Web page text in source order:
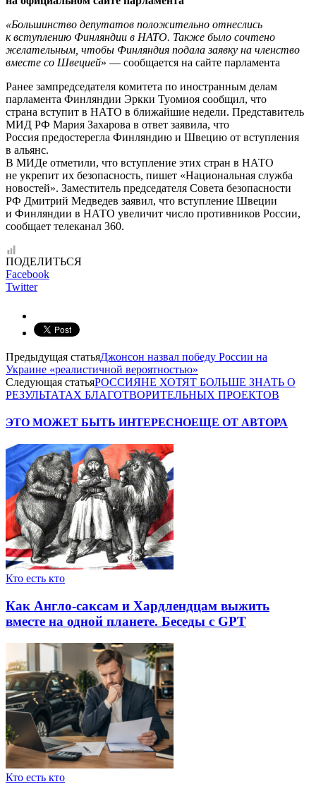
«Большинство депутатов положительно отнеслись
к вступлению Финляндии в НАТО. Также было сочтено
желательным, чтобы Финляндия подала заявку на членство
вместе со Швецией» — сообщается на сайте парламента
Ранее зампредседателя комитета по иностранным делам
парламента Финляндии Эркки Туомиоя сообщил, что
страна вступит в НАТО в ближайшие недели. Представитель
МИД РФ Мария Захарова в ответ заявила, что
Россия предостерегла Финляндию и Швецию от вступления
в альянс.
В МИДе отметили, что вступление этих стран в НАТО
не укрепит их безопасность, пишет «Национальная служба
новостей». Заместитель председателя Совета безопасности
РФ Дмитрий Медведев заявил, что вступление Швеции
и Финляндии в НАТО увеличит число противников России,
сообщает телеканал 360.
ПОДЕЛИТЬСЯ
Facebook
Twitter
Предыдущая статьяДжонсон назвал победу России на
Украине «реалистичной вероятностью»
Следующая статьяРОССИЯНЕ ХОТЯТ БОЛЬШЕ ЗНАТЬ О
РЕЗУЛЬТАТАХ БЛАГОТВОРИТЕЛЬНЫХ ПРОЕКТОВ
ЭТО МОЖЕТ БЫТЬ ИНТЕРЕСНОЕЩЕ ОТ АВТОРА
Кто есть кто
Как Англо-саксам и Хардлендцам выжить
вместе на одной планете. Беседы с GPT
Кто есть кто